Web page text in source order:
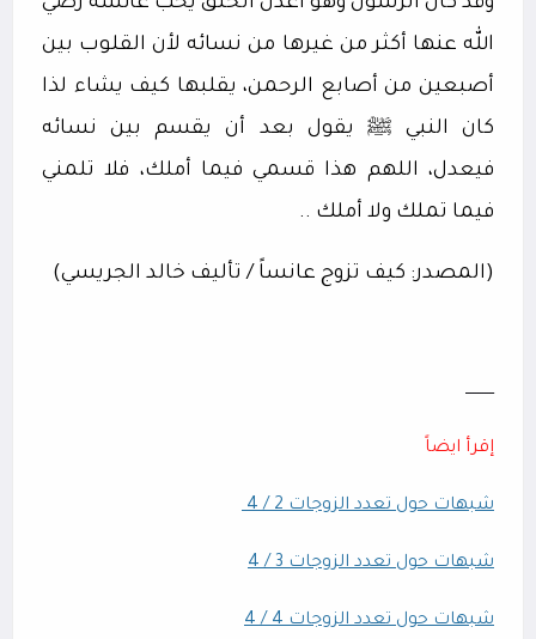
وقد كان الرسول وهو أعدل الخلق يحب عائشة رضي
الله عنها أكثر من غيرها من نسائه لأن القلوب بين
أصبعين من أصابع الرحمن، يقلبها كيف يشاء لذا
كان النبي ﷺ يقول بعد أن يقسم بين نسائه
فيعدل، اللهم هذا قسمي فيما أملك، فلا تلمني
فيما تملك ولا أملك ..
(المصدر: كيف تزوج عانساً / تأليف خالد الجريسي)
ــــــــــــ
إقرأ ايضاً
شبهات حول تعدد الزوجات 2 / 4
شبهات حول تعدد الزوجات 3 / 4
شبهات حول تعدد الزوجات 4 / 4